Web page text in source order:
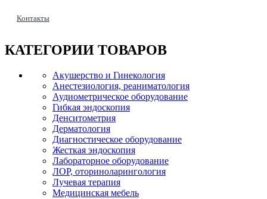
Контакты
КАТЕГОРИИ ТОВАРОВ
Акушерство и Гинекология
Анестезиология, реаниматология
Аудиометрическое оборудование
Гибкая эндоскопия
Денситометрия
Дерматология
Диагностическое оборудование
Жесткая эндоскопия
Лабораторное оборудование
ЛОР, оториноларингология
Лучевая терапия
Медицинская мебель